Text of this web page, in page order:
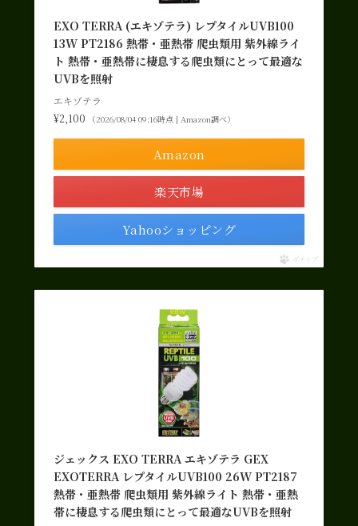
EXO TERRA (エキゾテラ) レプタイルUVB100
13W PT2186 熱帯・亜熱帯 爬虫類用 紫外線ライ
ト 熱帯・亜熱帯に棲息する爬虫類にとって最適な
UVBを照射
エキゾテラ
¥2,100
（2026/08/04 09:16時点 | Amazon調べ）
Amazon
楽天市場
Yahooショッピング
ポチップ
ジェックス EXO TERRA エキゾテラ GEX
EXOTERRA レプタイルUVB100 26W PT2187
熱帯・亜熱帯 爬虫類用 紫外線ライト 熱帯・亜熱
帯に棲息する爬虫類にとって最適なUVBを照射